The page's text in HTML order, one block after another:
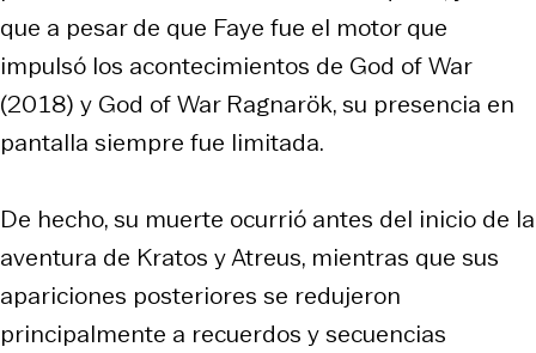
que a pesar de que Faye fue el motor que
impulsó los acontecimientos de God of War
(2018) y God of War Ragnarök, su presencia en
pantalla siempre fue limitada.
De hecho, su muerte ocurrió antes del inicio de la
aventura de Kratos y Atreus, mientras que sus
apariciones posteriores se redujeron
principalmente a recuerdos y secuencias